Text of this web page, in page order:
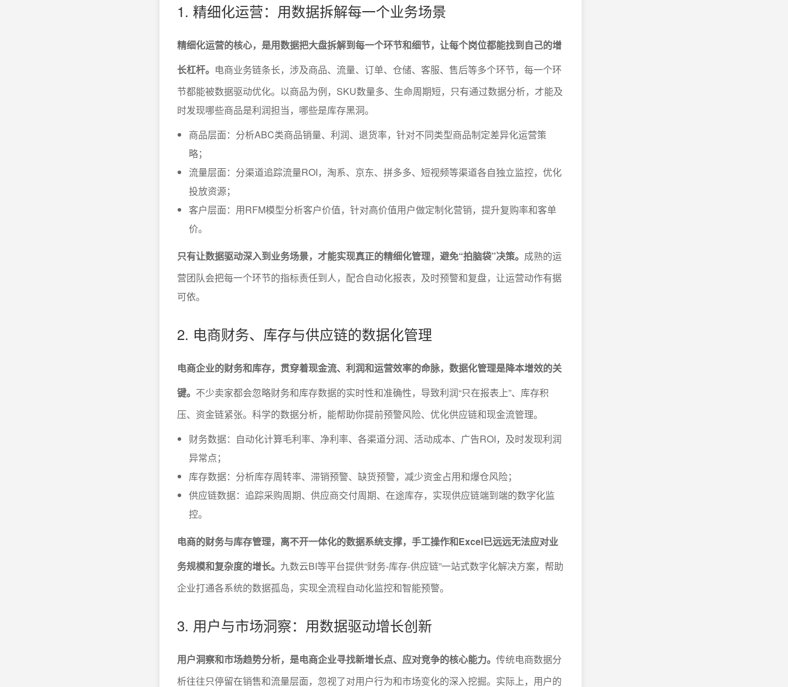
1. 精细化运营：用数据拆解每一个业务场景
精细化运营的核心，是用数据把大盘拆解到每一个环节和细节，让每个岗位都能找到自己的增
长杠杆。 电商业务链条长，涉及商品、流量、订单、仓储、客服、售后等多个环节，每一个环
节都能被数据驱动优化。以商品为例，SKU数量多、生命周期短，只有通过数据分析，才能及
时发现哪些商品是利润担当，哪些是库存黑洞。
商品层面：分析ABC类商品销量、利润、退货率，针对不同类型商品制定差异化运营策
略；
流量层面：分渠道追踪流量ROI，淘系、京东、拼多多、短视频等渠道各自独立监控，优化
投放资源；
客户层面：用RFM模型分析客户价值，针对高价值用户做定制化营销，提升复购率和客单
价。
只有让数据驱动深入到业务场景，才能实现真正的精细化管理，避免“拍脑袋”决策。 成熟的运
营团队会把每一个环节的指标责任到人，配合自动化报表，及时预警和复盘，让运营动作有据
可依。
2. 电商财务、库存与供应链的数据化管理
电商企业的财务和库存，贯穿着现金流、利润和运营效率的命脉，数据化管理是降本增效的关
键。 不少卖家都会忽略财务和库存数据的实时性和准确性，导致利润“只在报表上”、库存积
压、资金链紧张。科学的数据分析，能帮助你提前预警风险、优化供应链和现金流管理。
财务数据：自动化计算毛利率、净利率、各渠道分润、活动成本、广告ROI，及时发现利润
异常点；
库存数据：分析库存周转率、滞销预警、缺货预警，减少资金占用和爆仓风险；
供应链数据：追踪采购周期、供应商交付周期、在途库存，实现供应链端到端的数字化监
控。
电商的财务与库存管理，离不开一体化的数据系统支撑，手工操作和Excel已远远无法应对业
务规模和复杂度的增长。 九数云BI等平台提供“财务-库存-供应链”一站式数字化解决方案，帮助
企业打通各系统的数据孤岛，实现全流程自动化监控和智能预警。
3. 用户与市场洞察：用数据驱动增长创新
用户洞察和市场趋势分析，是电商企业寻找新增长点、应对竞争的核心能力。 传统电商数据分
析往往只停留在销售和流量层面，忽视了对用户行为和市场变化的深入挖掘。实际上，用户的